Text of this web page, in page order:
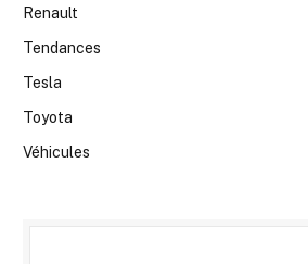
Renault
Tendances
Tesla
Toyota
Véhicules